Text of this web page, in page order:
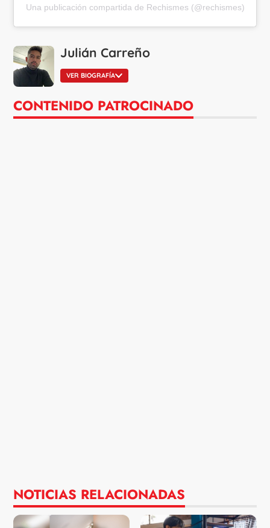
Una publicación compartida de Rechismes (@rechismes)
Julián Carreño
VER BIOGRAFÍA
CONTENIDO PATROCINADO
NOTICIAS RELACIONADAS